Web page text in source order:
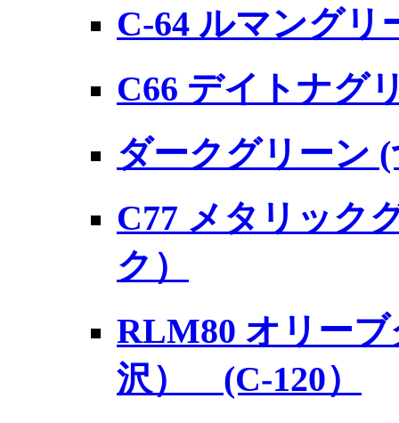
C-64 ルマングリ
C66 デイトナグ
ダークグリーン
C77 メタリック
ク）
RLM80 オリー
沢） (C-120）